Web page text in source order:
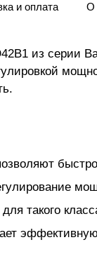
и оплата О
из
такого